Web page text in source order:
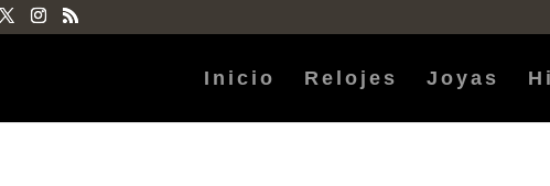
Inicio Relojes Joyas